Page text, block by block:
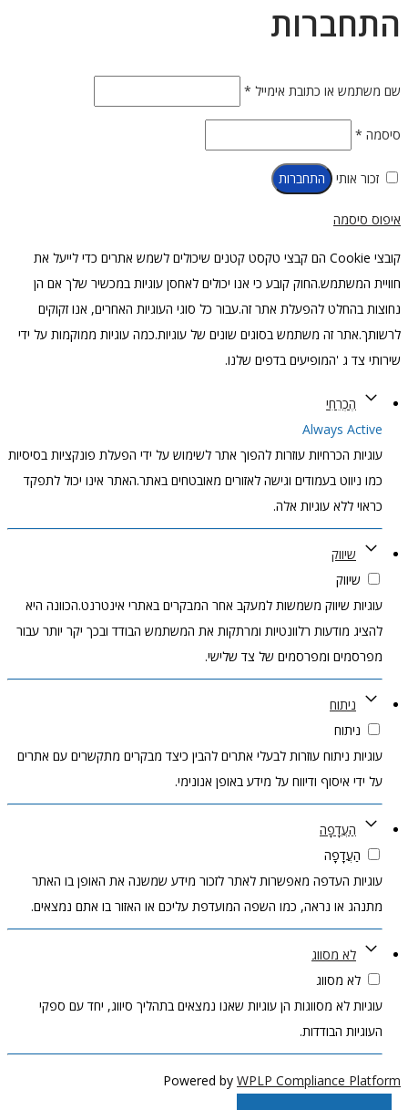
התחברות
שם משתמש או כתובת אימייל *חובה
סיסמה *חובה
זכור אותי התחברות
איפוס סיסמה
קובצי Cookie הם קבצי טקסט קטנים שיכולים לשמש אתרים כדי לייעל את
חוויית המשתמש.החוק קובע כי אנו יכולים לאחסן עוגיות במכשיר שלך אם הן
נחוצות בהחלט להפעלת אתר זה.עבור כל סוגי העוגיות האחרים, אנו זקוקים
לרשותך.אתר זה משתמש בסוגים שונים של עוגיות.כמה עוגיות ממוקמות על ידי
שירותי צד ג 'המופיעים בדפים שלנו.
הֶכְרֵחִי
Always Active
עוגיות הכרחיות עוזרות להפוך אתר לשימוש על ידי הפעלת פונקציות בסיסיות
כמו ניווט בעמודים וגישה לאזורים מאובטחים באתר.האתר אינו יכול לתפקד
כראוי ללא עוגיות אלה.
שיווק
שיווק
עוגיות שיווק משמשות למעקב אחר המבקרים באתרי אינטרנט.הכוונה היא
להציג מודעות רלוונטיות ומרתקות את המשתמש הבודד ובכך יקר יותר עבור
מפרסמים ומפרסמים של צד שלישי.
ניתוח
ניתוח
עוגיות ניתוח עוזרות לבעלי אתרים להבין כיצד מבקרים מתקשרים עם אתרים
על ידי איסוף ודיווח על מידע באופן אנונימי.
הַעֲדָפָה
הַעֲדָפָה
עוגיות העדפה מאפשרות לאתר לזכור מידע שמשנה את האופן בו האתר
מתנהג או נראה, כמו השפה המועדפת עליכם או האזור בו אתם נמצאים.
לא מסווג
לא מסווג
עוגיות לא מסווגות הן עוגיות שאנו נמצאים בתהליך סיווג, יחד עם ספקי
העוגיות הבודדות.
Powered by WPLP Compliance Platform